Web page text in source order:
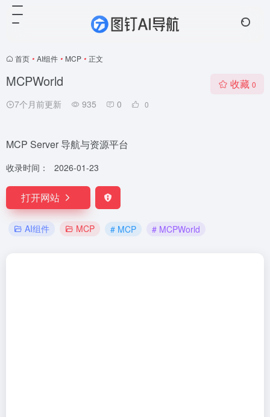
首页 • AI组件 • MCP • 正文
MCPWorld
7个月前更新 935 0 0
收藏 0
MCP Server 导航与资源平台
收录时间： 2026-01-23
打开网站
AI组件 MCP # MCP # MCPWorld